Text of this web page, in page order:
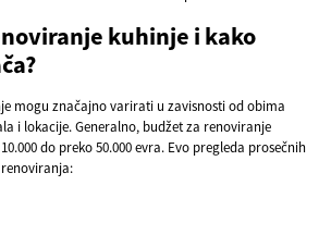
kuhinje i kako
mogu značajno varirati u zavisnosti od obima
i lokacije. Generalno, budžet za renoviranje
do preko 50.000 evra. Evo pregleda prosečnih